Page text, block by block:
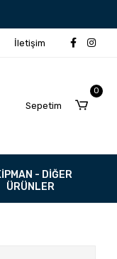
İletişim
Sepetim
0
- DİĞER
ÜRÜNLER